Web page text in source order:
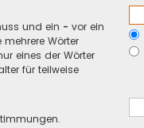
und ein - vor ein
Wörter
eines der Wörter
für teilweise